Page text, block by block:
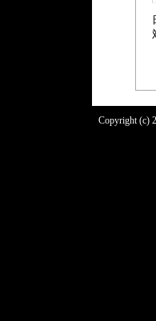
Copyright (c)